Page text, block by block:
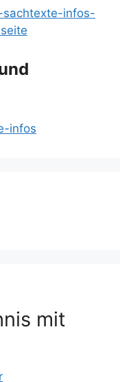
infos-
infos
mit